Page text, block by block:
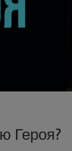
Героя?